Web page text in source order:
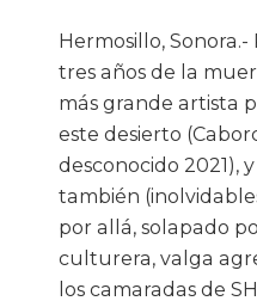
Hermosillo,
tres años de la
más grande artista
este desierto
desconocido 2021),
también
por allá, solapado
culturera, valga
los camaradas de